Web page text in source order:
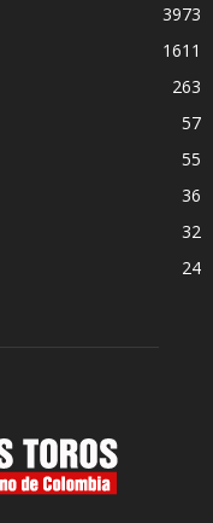
3973
1611
263
57
55
36
32
24